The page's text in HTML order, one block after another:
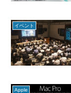
イベント
Apple